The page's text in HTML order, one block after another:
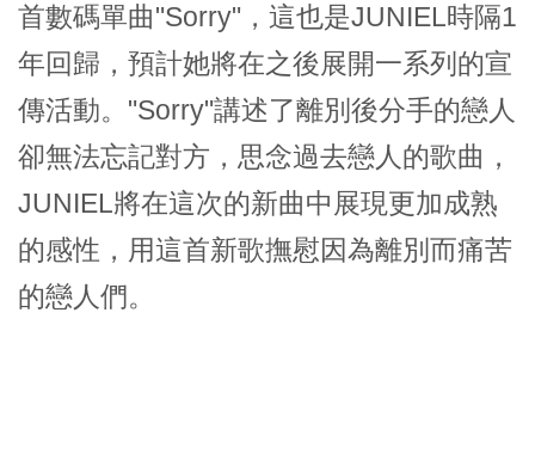
首數碼單曲"Sorry"，這也是JUNIEL時隔1
年回歸，預計她將在之後展開一系列的宣
傳活動。"Sorry"講述了離別後分手的戀人
卻無法忘記對方，思念過去戀人的歌曲，
JUNIEL將在這次的新曲中展現更加成熟
的感性，用這首新歌撫慰因為離別而痛苦
的戀人們。